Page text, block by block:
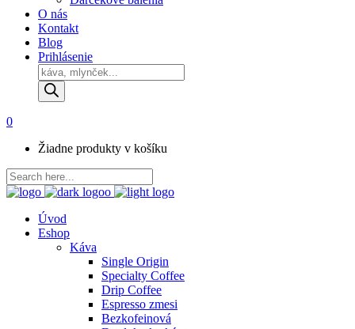
O nás
Kontakt
Blog
Prihlásenie
Products
search
0
Žiadne produkty v košíku
Úvod
Eshop
Káva
Single Origin
Specialty Coffee
Drip Coffee
Espresso zmesi
Bezkofeinová